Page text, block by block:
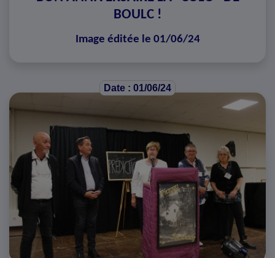
BOULC !
Image éditée le 01/06/24
Date : 01/06/24